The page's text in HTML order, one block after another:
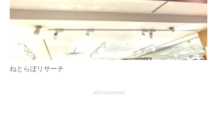
ねとらぼリサーチ
advertisement